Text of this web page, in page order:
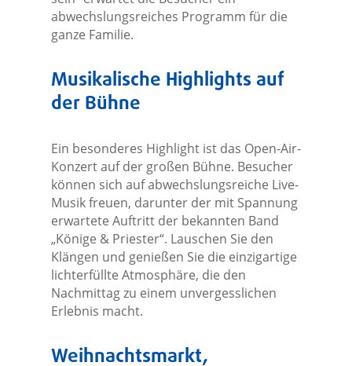
abwechslungsreiches Programm für die
ganze Familie.
Musikalische Highlights auf
der Bühne
Ein besonderes Highlight ist das Open-Air-
Konzert auf der großen Bühne. Besucher
können sich auf abwechslungsreiche Live-
Musik freuen, darunter der mit Spannung
erwartete Auftritt der bekannten Band
„Könige & Priester“. Lauschen Sie den
Klängen und genießen Sie die einzigartige
lichterfüllte Atmosphäre, die den
Nachmittag zu einem unvergesslichen
Erlebnis macht.
Weihnachtsmarkt,